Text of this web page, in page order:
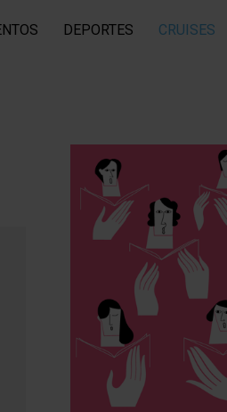
DEPORTES CRUISES